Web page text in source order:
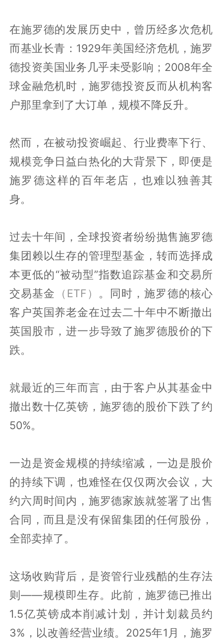
在施罗德的发展历史中，曾历经多次危机
而基业长青：1929年美国经济危机，施罗
德投资美国业务几乎未受影响；2008年全
球金融危机时，施罗德投资反而从机构客
户那里拿到了大订单，规模不降反升。
然而，在被动投资崛起、行业费率下行、
规模竞争日益白热化的大背景下，即便是
施罗德这样的百年老店，也难以独善其
身。
过去十年间，全球投资者纷纷抛售施罗德
集团赖以生存的管理型基金，转而选择成
本更低的“被动型”指数追踪基金和交易所
交易基金 （ETF） 。同时，施罗德的核心
客户英国养老金在过去二十年中不断撤出
英国股市，进一步导致了施罗德股价的下
跌。
就最近的三年而言，由于客户从其基金中
撤出数十亿英镑，施罗德的股价下跌了约
50%。
一边是资金规模的持续缩减，一边是股价
的持续下调，也难怪在仅仅两次会议，大
约六周时间内，施罗德家族就签署了出售
合同，而且是没有保留集团的任何股份，
全部卖掉了。
这场收购背后，是资管行业残酷的生存法
则——规模即生存。此前，施罗德已推出
1.5亿英镑成本削减计划，并计划裁员约
3%，以改善经营业绩。2025年1月，施罗